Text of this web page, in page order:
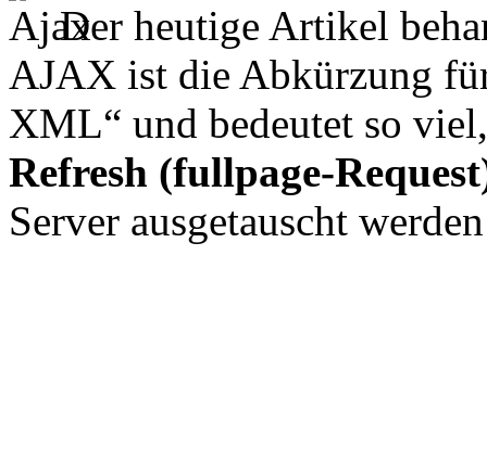
Der heutige Artikel
AJAX ist die Abkürzung
XML“ und bedeutet so
Refresh (fullpage-
Server ausgetauscht